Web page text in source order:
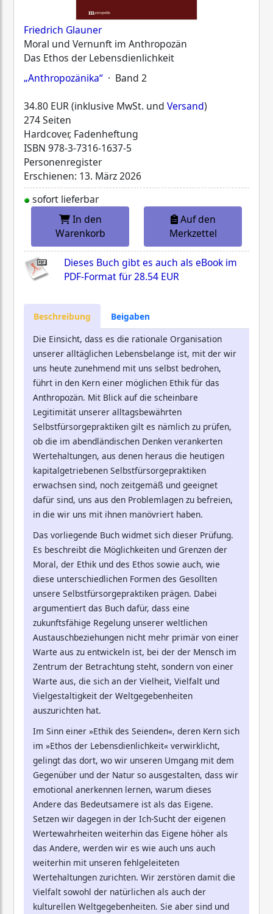
Friedrich Glauner
Moral und Vernunft im Anthropozän
Das Ethos der Lebensdienlichkeit
„Anthropozänika“ · Band 2
34.80 EUR (inklusive MwSt. und Versand)
274 Seiten
Hardcover, Fadenheftung
ISBN 978-3-7316-1637-5
Personenregister
Erschienen: 13. März 2026
sofort lieferbar
In den
Warenkorb
Auf den
Merkzettel
Dieses Buch gibt es auch als eBook im
PDF-Format für28.54 EUR
Beschreibung
Beigaben
Die Einsicht, dass es die rationale Organisation
unserer alltäglichen Lebensbelange ist, mit der wir
uns heute zunehmend mit uns selbst bedrohen,
führt in den Kern einer möglichen Ethik für das
Anthropozän. Mit Blick auf die scheinbare
Legitimität unserer alltagsbewährten
Selbstfürsorgepraktiken gilt es nämlich zu prüfen,
ob die im abendländischen Denken verankerten
Wertehaltungen, aus denen heraus die heutigen
kapitalgetriebenen Selbstfürsorgepraktiken
erwachsen sind, noch zeitgemäß und geeignet
dafür sind, uns aus den Problemlagen zu befreien,
in die wir uns mit ihnen manövriert haben.
Das vorliegende Buch widmet sich dieser Prüfung.
Es beschreibt die Möglichkeiten und Grenzen der
Moral, der Ethik und des Ethos sowie auch, wie
diese unterschiedlichen Formen des Gesollten
unsere Selbstfürsorgepraktiken prägen. Dabei
argumentiert das Buch dafür, dass eine
zukunftsfähige Regelung unserer weltlichen
Austauschbeziehungen nicht mehr primär von einer
Warte aus zu entwickeln ist, bei der der Mensch im
Zentrum der Betrachtung steht, sondern von einer
Warte aus, die sich an der Vielheit, Vielfalt und
Vielgestaltigkeit der Weltgegebenheiten
auszurichten hat.
Im Sinn einer »Ethik des Seienden«, deren Kern sich
im »Ethos der Lebensdienlichkeit« verwirklicht,
gelingt das dort, wo wir unseren Umgang mit dem
Gegenüber und der Natur so ausgestalten, dass wir
emotional anerkennen lernen, warum dieses
Andere das Bedeutsamere ist als das Eigene.
Setzen wir dagegen in der Ich-Sucht der eigenen
Wertewahrheiten weiterhin das Eigene höher als
das Andere, werden wir es wie auch uns auch
weiterhin mit unseren fehlgeleiteten
Wertehaltungen zurichten. Wir zerstören damit die
Vielfalt sowohl der natürlichen als auch der
kulturellen Weltgegebenheiten. Sie aber sind und